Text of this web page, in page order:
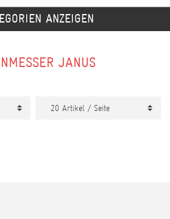
ANZEIGEN
JANUS